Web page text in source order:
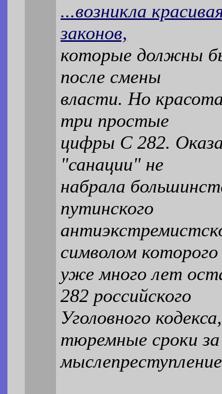
...возникла
законов,
которые должны
после смены
власти. Но
три простые
цифры С 282.
"санации" не
набрала
путинского
символом которого
уже много лет
282 российского
Уголовного
тюремные сроки за